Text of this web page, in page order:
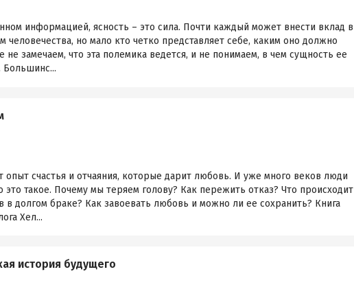
информацией, ясность – это сила. Почти каждый может внести вклад в
человечества, но мало кто четко представляет себе, каким оно должно
замечаем, что эта полемика ведется, и не понимаем, в чем сущность ее
Большинс...
опыт счастья и отчаяния, которые дарит любовь. И уже много веков люди
это такое. Почему мы теряем голову? Как пережить отказ? Что происходит
в долгом браке? Как завоевать любовь и можно ли ее сохранить? Книга
Хел...
история будущего